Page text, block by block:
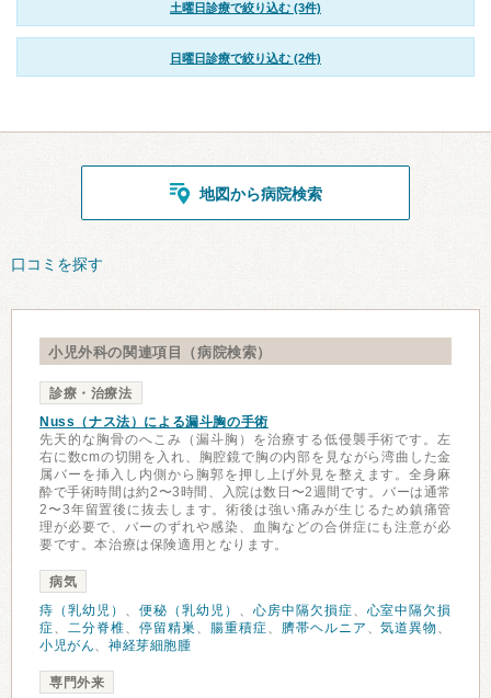
土曜日診療で絞り込む (3件)
日曜日診療で絞り込む (2件)
地図から病院検索
口コミを探す
小児外科の関連項目（病院検索）
診療・治療法
Nuss（ナス法）による漏斗胸の手術
先天的な胸骨のへこみ（漏斗胸）を治療する低侵襲手術です。左
右に数cmの切開を入れ、胸腔鏡で胸の内部を見ながら湾曲した金
属バーを挿入し内側から胸郭を押し上げ外見を整えます。全身麻
酔で手術時間は約2〜3時間、入院は数日〜2週間です。バーは通常
2〜3年留置後に抜去します。術後は強い痛みが生じるため鎮痛管
理が必要で、バーのずれや感染、血胸などの合併症にも注意が必
要です。本治療は保険適用となります。
病気
痔（乳幼児） 、 便秘（乳幼児） 、 心房中隔欠損症、 心室中隔欠損
症、 二分脊椎、 停留精巣 、 腸重積症、 臍帯ヘルニア 、気道異物 、
小児がん、神経芽細胞腫
専門外来